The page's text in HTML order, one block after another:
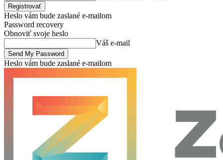
Heslo vám bude zaslané e-mailom
Password recovery
Obnoviť svoje heslo
Váš e-mail
Heslo vám bude zaslané e-mailom